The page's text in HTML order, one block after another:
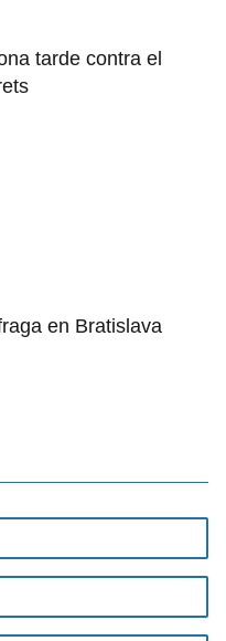
tarde contra el
en Bratislava